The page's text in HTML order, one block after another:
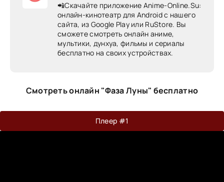
📲Скачайте приложение Anime-Online.Su:
онлайн-кинотеатр для Android c нашего
сайта, из Google Play или RuStore. Вы
сможете смотреть онлайн аниме,
мультики, дунхуа, фильмы и сериалы
бесплатно на своих устройствах.
Смотреть онлайн "Фаза Луны" бесплатно
Плеер #1